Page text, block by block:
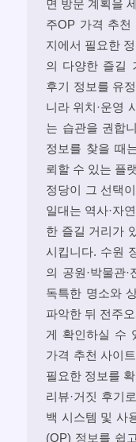
면 방문 계획을
주OP 가격 추천
지에서 필요한
의 다양한 즐길
후기 정보를 유
니라 위치·운영
는 습관을 권합
정보를 찾을 때
뢰할 수 있는 플
정당이 그 선택
일대는 역사·자
한 즐길 거리가
시킵니다. 수원
의 공원·박물관
독특한 명소와
파악한 뒤 전주
게 확인하실 수
가격 추천 사이
필요한 정보를
리뷰·거짓 후기
백 시스템 및 사
(OP) 정보를 쉽